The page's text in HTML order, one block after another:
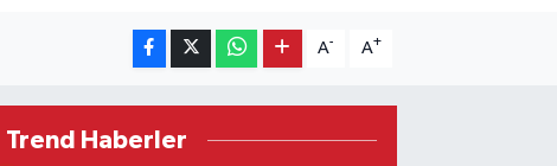
A- A+
Trend Haberler